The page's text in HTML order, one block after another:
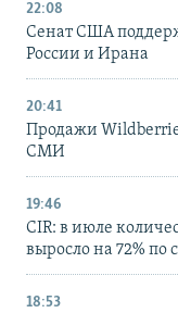
22:08
Сенат США
России и Ирана
20:41
Продажи
СМИ
19:46
CIR: в июле
выросло на 72%
18:53